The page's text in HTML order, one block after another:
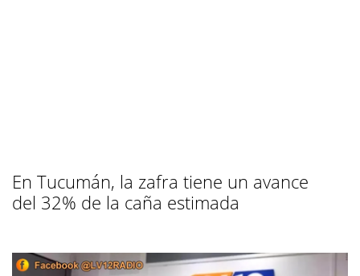
En Tucumán, la zafra tiene un avance
del 32% de la caña estimada